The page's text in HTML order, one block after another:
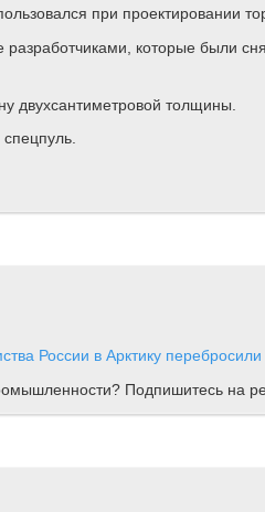
при проектировании
которые были
двухсантиметровой толщины.
России в Арктику перебросили
Подпишитесь на